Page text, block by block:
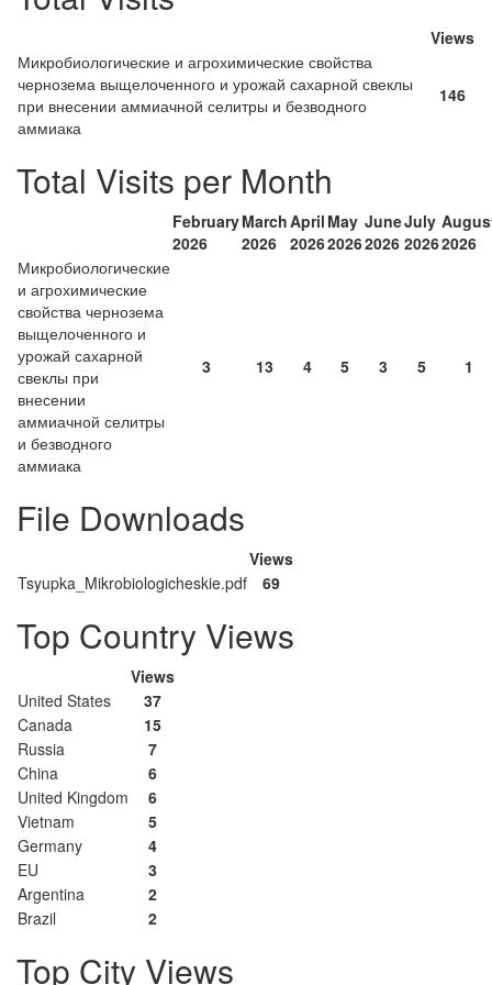
Views
Микробиологические и агрохимические свойства
чернозема выщелоченного и урожай сахарной свеклы
при внесении аммиачной селитры и безводного
аммиака
146
Total Visits per Month
February
2026
March
2026
April
2026
May
2026
June
2026
July
20262026
Микробиологические
и агрохимические
свойства чернозема
выщелоченного и
урожай сахарной
свеклы при
внесении
аммиачной селитры
и безводного
аммиака
3 13 4 5 3 5 1
File Downloads
Views
Tsyupka_Mikrobiologicheskie.pdf
69
Top Country Views
Views
United States
37
Canada
15
Russia
7
China
6
United Kingdom
6
Vietnam
5
Germany
4
EU
3
Argentina
2
Brazil
2
Top City Views